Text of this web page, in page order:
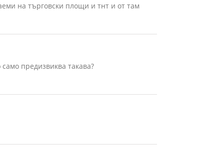
на търговски площи и тнт и от там
предизвиква такава?